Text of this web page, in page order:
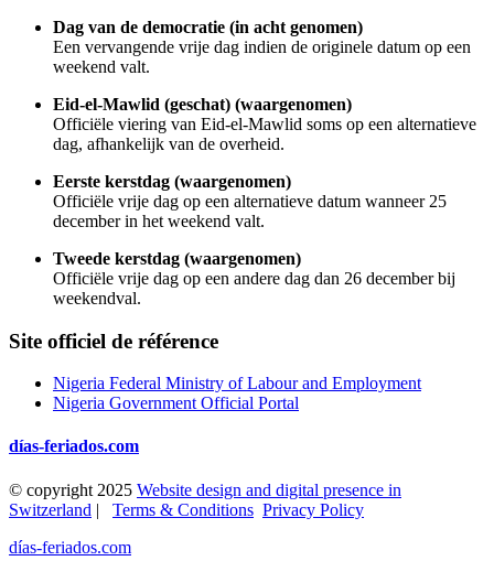
Dag van de democratie (in acht genomen)
Een vervangende vrije dag indien de originele datum op een
weekend valt.
Eid-el-Mawlid (geschat) (waargenomen)
Officiële viering van Eid-el-Mawlid soms op een alternatieve
dag, afhankelijk van de overheid.
Eerste kerstdag (waargenomen)
Officiële vrije dag op een alternatieve datum wanneer 25
december in het weekend valt.
Tweede kerstdag (waargenomen)
Officiële vrije dag op een andere dag dan 26 december bij
weekendval.
Site officiel de référence
Nigeria Federal Ministry of Labour and Employment
Nigeria Government Official Portal
días-feriados.com
© copyright 2025 Website design and digital presence in
Switzerland | Terms & Conditions Privacy Policy
días-feriados.com